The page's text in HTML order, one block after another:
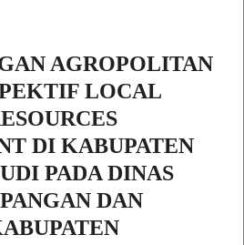
AGROPOLITAN
LOCAL
DI KABUPATEN
PADA DINAS
DAN